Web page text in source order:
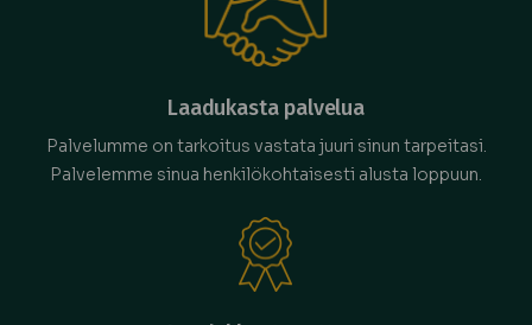
Laadukasta palvelua
Palvelumme on tarkoitus vastata juuri sinun tarpeitasi.
Palvelemme sinua henkilökohtaisesti alusta loppuun.